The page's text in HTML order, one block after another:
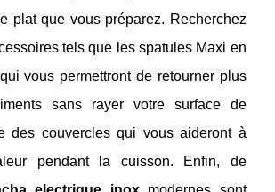
plat que vous préparez. Recherchez
tels que les spatules Maxi en
vous permettront de retourner plus
sans rayer votre surface de
des couvercles qui vous aideront à
pendant la cuisson. Enfin, de